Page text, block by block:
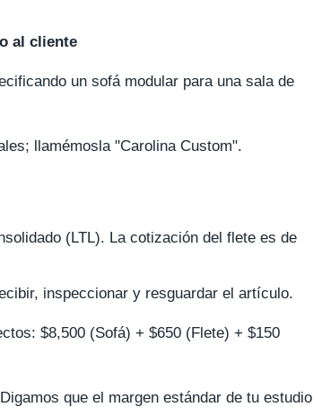
al cliente
un sofá modular para una sala de
llamémosla "Carolina Custom".
(LTL). La cotización del flete es de
inspeccionar y resguardar el artículo.
$8,500 (Sofá) + $650 (Flete) + $150
que el margen estándar de tu estudio